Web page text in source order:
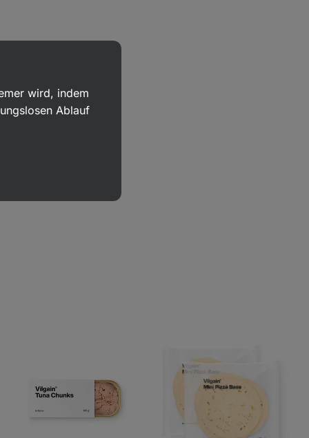
wird, indem
Ablauf